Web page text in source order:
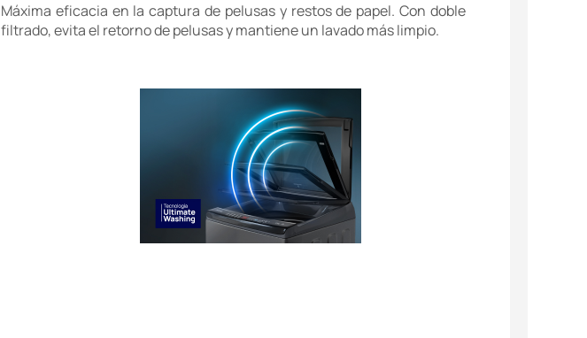
Máxima eficacia en la captura de pelusas y restos de papel. Con doble
filtrado, evita el retorno de pelusas y mantiene un lavado más limpio.